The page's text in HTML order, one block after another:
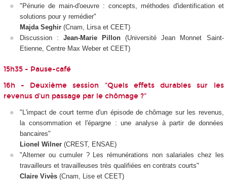
"Pénurie de main-d'oeuvre : concepts, méthodes d'identification et
solutions pour y remédier"
Majda Seghir (Cnam, Lirsa et CEET)
Discussion :Jean-Marie Pillon (Université Jean Monnet Saint-
Etienne, Centre Max Weber et CEET)
15h35 - Pause-café
16h - Deuxième session "Quels effets durables sur les
revenus d'un passage par le chômage ?"
"L'impact de court terme d'un épisode de chômage sur les revenus,
la consommation et l'épargne : une analyse à partir de données
bancaires"
Lionel Wilner (CREST, ENSAE)
"Alterner ou cumuler ? Les rémunérations non salariales chez les
travailleurs et travailleuses très qualifiées en contrats courts"
Claire Vivès (Cnam, Lise et CEET)